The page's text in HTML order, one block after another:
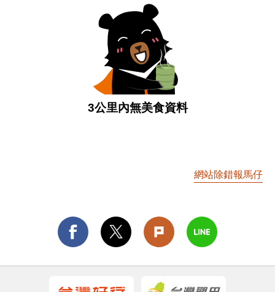
3公里內無美食資料
網站除錯報馬仔